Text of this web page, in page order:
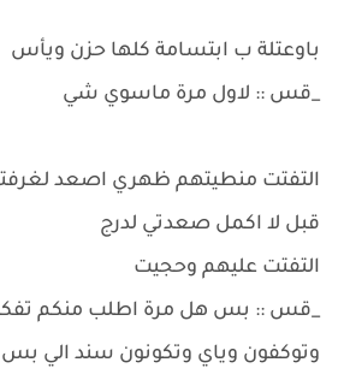
باوعتلة ب ابتسامة كلها حزن ويأس
_قس :: لاول مرة ماسوي شي
التفتت منطيتهم ظهري اصعد
قبل لا اكمل صعدتي لدرج
التفتت عليهم وحجيت
_قس :: بس هل مرة اطلب منكم
وتوكفون وياي وتكونون سند الي